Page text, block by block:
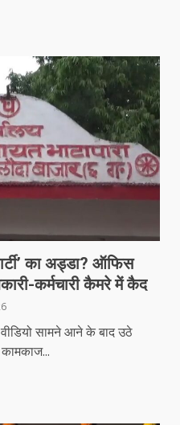
का अड्डा? ऑफिस
कर्मचारी कैमरे में कैद
सामने आने के बाद उठे